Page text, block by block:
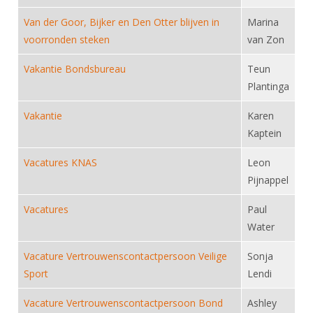
Nieuws
Verenigingsondersteuning
Witte Vlekkenplan
Overschrijven leden
Wedstrijdorganisatie
Nieuws
Aanvragen van scheidsrechters
Import inschrijvingen uit Nahouw
NK organiseren
Promotie en logo
Geschiedenis van het schermen
Tuchtzaken
Archief
Touché
Van der Goor, Bijker en Den Otter blijven in
voorronden steken
Marina
van Zon
Vakantie Bondsbureau
Teun
Plantinga
Vakantie
Karen
Kaptein
Vacatures KNAS
Leon
Pijnappel
Vacatures
Paul
Water
Vacature Vertrouwenscontactpersoon Veilige
Sport
Sonja
Lendi
Vacature Vertrouwenscontactpersoon Bond
Ashley